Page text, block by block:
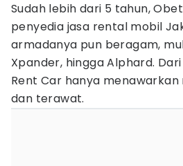
Sudah lebih dari 5 tahun,
penyedia jasa rental mobil
armadanya pun beragam,
Xpander, hingga Alphard.
Rent Car hanya
dan terawat.